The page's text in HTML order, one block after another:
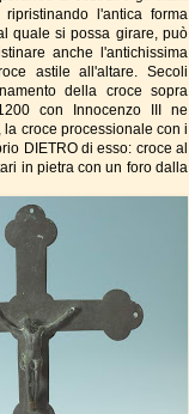
l'antica forma
quale si possa girare, può
anche l'antichissima
astile all'altare. Secoli
della croce sopra
con Innocenzo III ne
la croce processionale con i
DIETRO di esso: croce al
in pietra con un foro dalla